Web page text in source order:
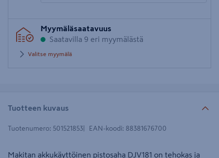
postinumero
Myymäläsaatavuus
Saatavilla 9 eri myymälästä
Valitse myymälä
Tuotteen kuvaus
Tuotenumero: 501521853 EAN-koodi: 88381676700
Makitan akkukäyttöinen pistosaha DJV181 on tehokas ja